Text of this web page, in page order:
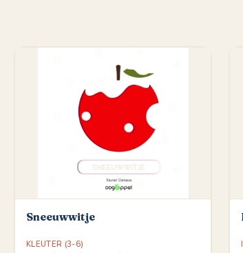
Sneeuwwitje
KLEUTER (3-6)